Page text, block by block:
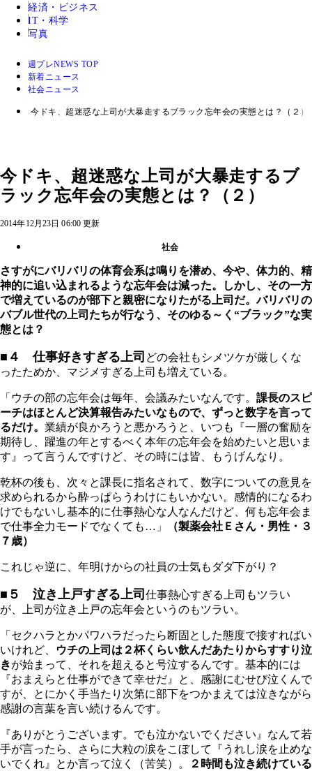
経済・ビジネス
IT・科学
写真
週プレNEWS TOP
新着ニュース
社会ニュース
今ドキ、超迷惑な上司が大暴走するブラック忘年会の実態とは？（２）
今ドキ、超迷惑な上司が大暴走するブ
ラック忘年会の実態とは？（２）
2014年12月23日 06:00 更新
社会
さすがにバリバリの体育会系は鳴りを潜め、今や、体力的、精
神的に追い込まれるような忘年会は減った。しかし、その一方
で増えているのが部下と親密になりたがる上司だ。バリバリの
バブル世代の上司たちが行なう、そのゆる～く“ブラック”な実
態とは？
■４ 仕事好きすぎる上司 どの会社もシメツケが厳しくな
ったためか、マジメすぎる上司も増えている。
「ウチの部の忘年会は毎年、会議みたいなんです。 課長のスピ
ーチはほとんど決算報告みたいなもので、ずっと数字を言って
るだけ。 業績が良かろうと悪かろうと、いつも『一層の奮励を
期待し、躍進の年とするべく本年の忘年会を始めたいと思いま
す』って言うんですけど、その時には皆、もうげんなり。
乾杯の後も、次々と課長に指名されて、数字についての意見を
求められるから酔っぱらうわけにもいかない。感情的になるわ
けでもないし基本的に仕事熱心な人なんだけど、何も忘年会ま
で仕事全力モードでなくても…」
（製薬会社Ｅさん・男性・３
７歳）
これじゃ逆に、年明けからの社員の士気もダダ下がり？
■５ 泣き上戸すぎる上司 仕事熱心すぎる上司もツラい
が、上司が泣き上戸の忘年会というのもツラい。
「セクハラとかパワハラだったら断固とした態度で接すればい
いけれど、
ウチの上司は２杯くらい飲んだあたりからすすり泣
きが始まって、それを超えると号泣するんです。基本的には
『おまえらと仕事ができて幸せだ』と、感謝にむせび泣くんで
すが、とにかく手当たり次第に部下をつかまえては泣きながら
感謝の言葉を言い続けるんです。
『ありがとうございます。でも泣かないでください』なんて若
手が言ったら、さらに大粒の涙をこぼして『うれし涙を止めな
いでくれ』とか言って泣く（苦笑）。
２時間も泣き続けている